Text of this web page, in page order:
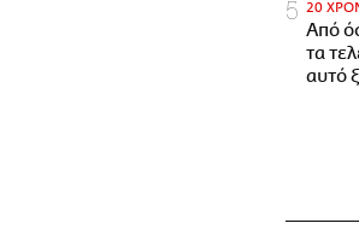
20
Από
τα
αυτό